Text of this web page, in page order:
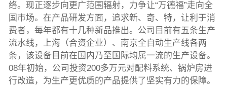
络。现正逐步向更广范围辐射，力争让“万德福”走向全
国市场。在产品研发方面，追求新、奇、特，让利于消
费者，每年都有十几种新品推出。公司目前有五条生产
流水线，上海（合资企业）、南京全自动生产线各两
条，该设备目前在国内乃至国际均属一流的生产设备。
08年初始，公司投资200多万元对配料系统、锅炉房进
行改造，为生产更优质的产品提供了坚实有力的保障。